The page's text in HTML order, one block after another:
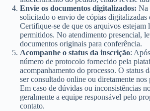
Envie os documentos digitalizados: Na
solicitado o envio de cópias digitalizadas
Certifique-se de que os arquivos estejam
permitidos. No atendimento presencial,
documentos originais para conferência.
Acompanhe o status da inscrição:
número de protocolo fornecido pela
acompanhamento do processo. O status
ser consultado online ou diretamente nos
Em caso de dúvidas ou inconsistências
geralmente a equipe responsável pelo
contato.